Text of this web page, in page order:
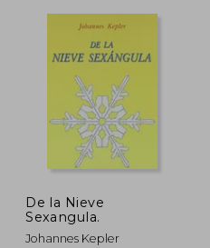
40%
dcto.
De la Nieve
Sexangula.
Johannes Kepler